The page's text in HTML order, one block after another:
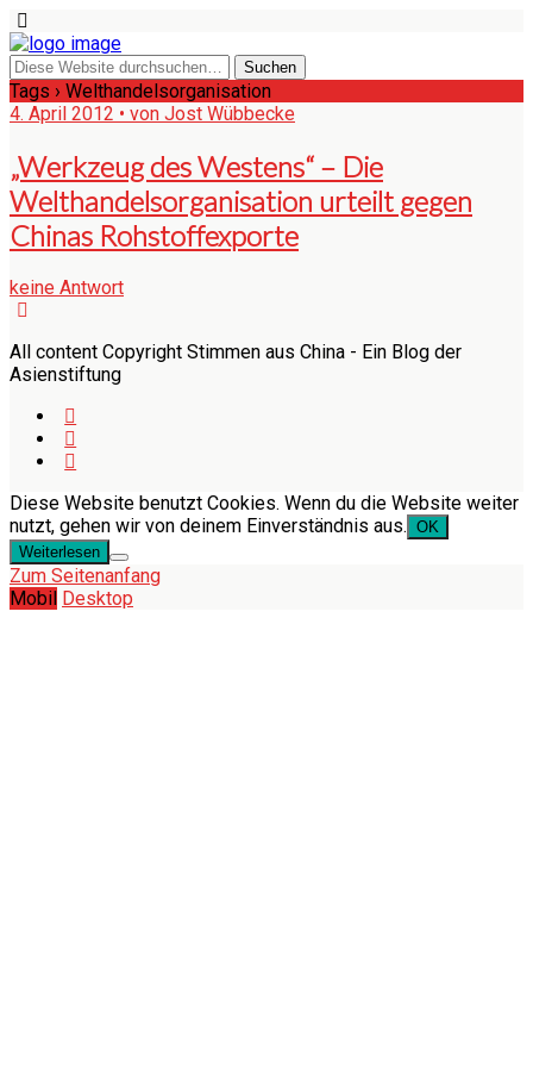
Tags › Welthandelsorganisation
4. April 2012 • von Jost Wübbecke
„Werkzeug des Westens“ – Die
Welthandelsorganisation urteilt gegen
Chinas Rohstoffexporte
keine Antwort
All content Copyright Stimmen aus China - Ein Blog der
Asienstiftung
Diese Website benutzt Cookies. Wenn du die Website weiter
nutzt, gehen wir von deinem Einverständnis aus. OK
Weiterlesen
Zum Seitenanfang
Mobil Desktop